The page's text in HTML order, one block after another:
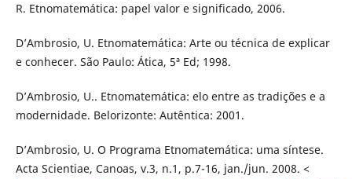
R. Etnomatemática: papel valor e significado, 2006.
D’Ambrosio, U. Etnomatemática: Arte ou técnica de explicar
e conhecer. São Paulo: Ática, 5ª Ed; 1998.
D’Ambrosio, U.. Etnomatemática: elo entre as tradições e a
modernidade. Belorizonte: Autêntica: 2001.
D’Ambrosio, U. O Programa Etnomatemática: uma síntese.
Acta Scientiae, Canoas, v.3, n.1, p.7-16, jan./jun. 2008. <